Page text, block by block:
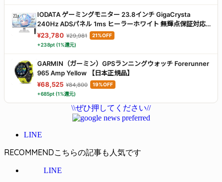
IODATA ゲーミングモニター 23.8インチ GigaCrysta
240Hz ADSパネル 1ms ヒーラーホワイト 無輝点保証対応
(HDMI×2/DisplayPort/VESA対応/土日サポート/日本メーカ
ー) EX-GD242UDW
¥23,780 ¥29,981
21%OFF
+238pt (1%還元)
GARMIN（ガーミン）GPSランニングウォッチ Forerunner
965 Amp Yellow 【日本正規品】
¥68,525 ¥84,800
19%OFF
+685pt (1%還元)
\\ぜひ押してください//
LINE
RECOMMEND
LINE